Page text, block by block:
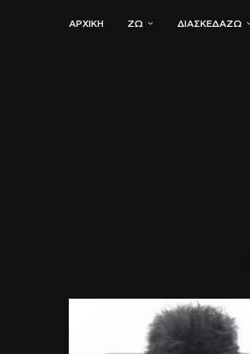
ΑΡΧΙΚΗ ΖΏ ΔΙΑΣΚΕΔΆΖΩ